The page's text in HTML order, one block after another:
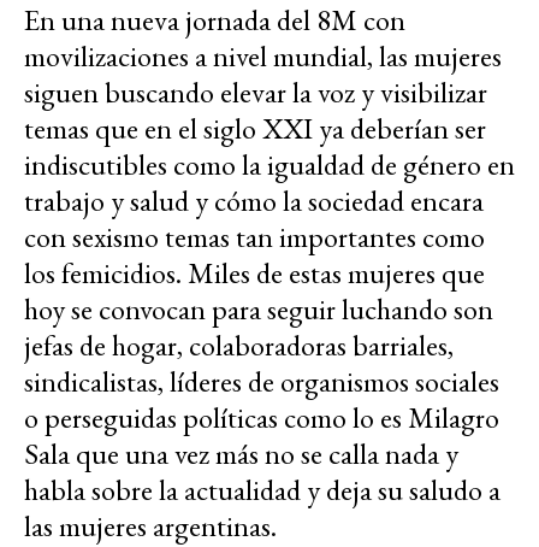
En una nueva jornada del 8M con
movilizaciones a nivel mundial, las mujeres
siguen buscando elevar la voz y visibilizar
temas que en el siglo XXI ya deberían ser
indiscutibles como la igualdad de género en
trabajo y salud y cómo la sociedad encara
con sexismo temas tan importantes como
los femicidios. Miles de estas mujeres que
hoy se convocan para seguir luchando son
jefas de hogar, colaboradoras barriales,
sindicalistas, líderes de organismos sociales
o perseguidas políticas como lo es Milagro
Sala que una vez más no se calla nada y
habla sobre la actualidad y deja su saludo a
las mujeres argentinas.